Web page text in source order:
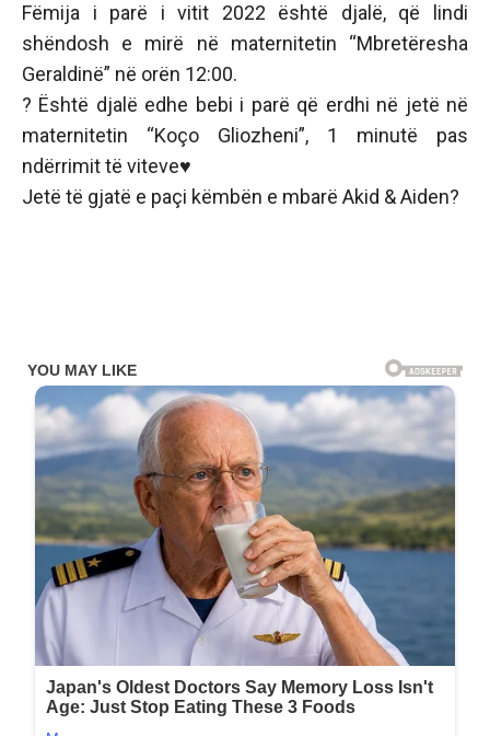
Fëmija i parë i vitit 2022 është djalë, që lindi
shëndosh e mirë në maternitetin “Mbretëresha
Geraldinë” në orën 12:00.
? Është djalë edhe bebi i parë që erdhi në jetë në
maternitetin “Koço Gliozheni”, 1 minutë pas
ndërrimit të viteve♥️
Jetë të gjatë e paçi këmbën e mbarë Akid & Aiden?